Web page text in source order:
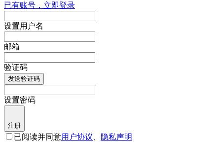
已有账号，立即登录
设置用户名
邮箱
验证码
发送验证码
设置密码
注册
已阅读并同意用户协议
隐私声明